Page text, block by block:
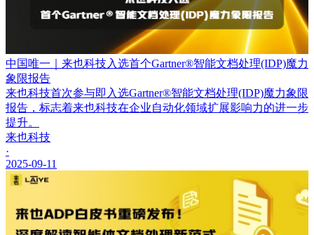
中国唯一｜来也科技入选首个Gartner®智能文档处理(IDP)魔力
象限报告
来也科技首次参与即入选Gartner®智能文档处理(IDP)魔力象限
报告，标志着来也科技在企业自动化领域扩展影响力的进一步
提升。
来也科技
·
2025-09-11